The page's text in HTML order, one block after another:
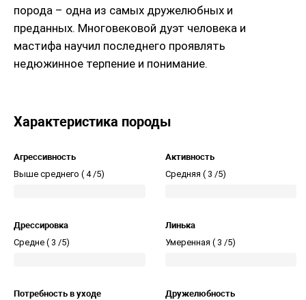
порода – одна из самых дружелюбных и
преданных. Многовековой дуэт человека и
мастифа научил последнего проявлять
недюжинное терпение и понимание.
Характеристика породы
Агрессивность
Выше среднего ( 4 /5)
Активность
Средняя (3 /5)
Дрессировка
Средне ( 3 /5)
Линька
Умеренная (3 /5)
Потребность в уходе Дружелюбность